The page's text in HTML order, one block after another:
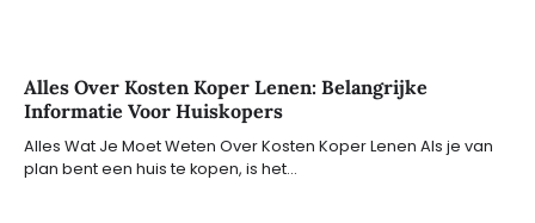
Alles Over Kosten Koper Lenen: Belangrijke
Informatie Voor Huiskopers
Alles Wat Je Moet Weten Over Kosten Koper Lenen Als je van
plan bent een huis te kopen, is het…